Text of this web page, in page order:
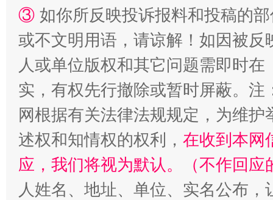
③ 如你所反映投诉报料和投稿的
或不文明用语，请谅解！如因被
人或单位版权和其它问题需即时在
实，有权先行撤除或暂时屏蔽。
网根据有关法律法规规定，为维
述权和知情权的权利， 在收到本网
应，我们将视为默认。（不作回应
人姓名、地址、单位、实名公布